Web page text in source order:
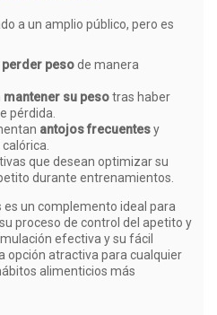
a un amplio público, pero es
perder pesode manera
mantener su pesotras haber
pérdida.
antojos frecuentesy
que desean optimizar su
durante entrenamientos.
es un complemento ideal para
proceso de control del apetito y
efectiva y su fácil
opción atractiva para cualquier
alimenticios más